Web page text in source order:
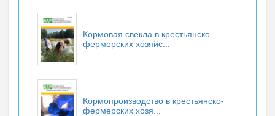
Кормовая свекла в крестьянско-
фермерских хозяйс...
Кормопроизводство в крестьянско-
фермерских хозя...